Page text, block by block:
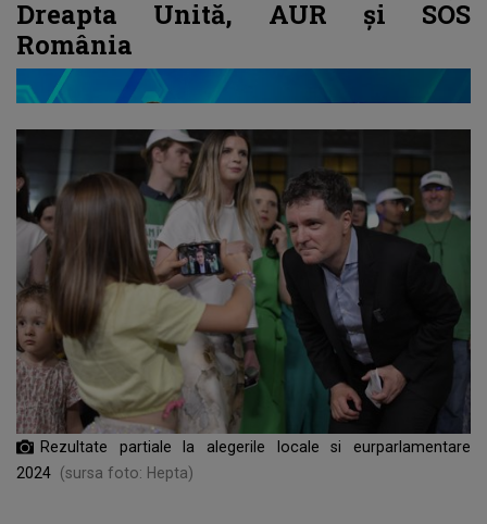
Dreapta Unită, AUR şi SOS
România
Rezultate partiale la alegerile locale si eurparlamentare
2024 (sursa foto: Hepta)